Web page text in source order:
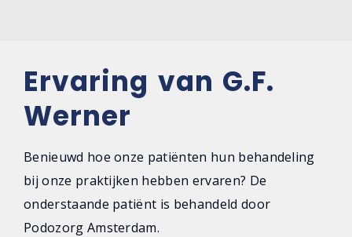
Ervaring van G.F.
Werner
Benieuwd hoe onze patiënten hun behandeling
bij onze praktijken hebben ervaren? De
onderstaande patiënt is behandeld door
Podozorg Amsterdam.